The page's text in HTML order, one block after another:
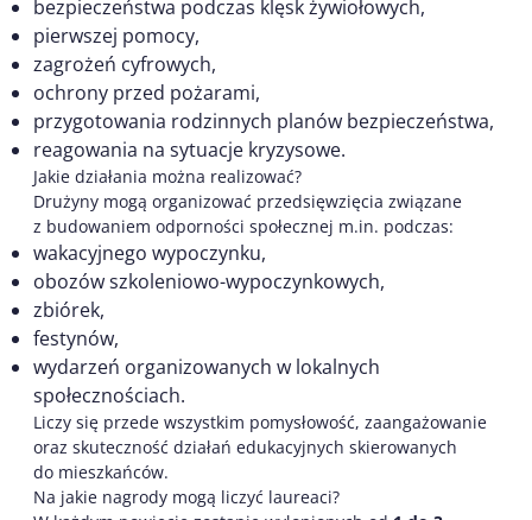
bezpieczeństwa podczas klęsk żywiołowych,
pierwszej pomocy,
zagrożeń cyfrowych,
ochrony przed pożarami,
przygotowania rodzinnych planów bezpieczeństwa,
reagowania na sytuacje kryzysowe.
Jakie działania można realizować?
Drużyny mogą organizować przedsięwzięcia związane
z budowaniem odporności społecznej m.in. podczas:
wakacyjnego wypoczynku,
obozów szkoleniowo-wypoczynkowych,
zbiórek,
festynów,
wydarzeń organizowanych w lokalnych
społecznościach.
Liczy się przede wszystkim pomysłowość, zaangażowanie
oraz skuteczność działań edukacyjnych skierowanych
do mieszkańców.
Na jakie nagrody mogą liczyć laureaci?